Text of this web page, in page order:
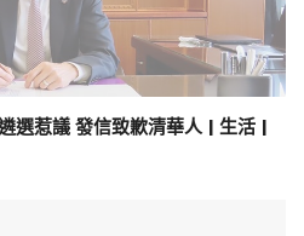
選惹議 發信致歉清華人 | 生活 |